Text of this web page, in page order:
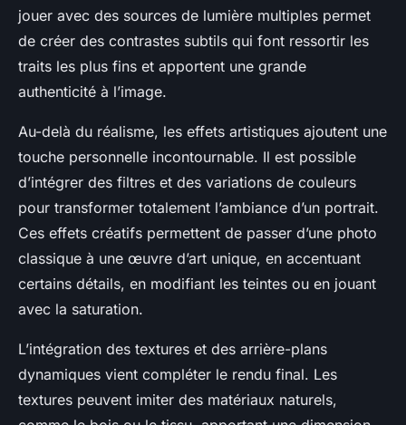
jouer avec des sources de lumière multiples permet
de créer des contrastes subtils qui font ressortir les
traits les plus fins et apportent une grande
authenticité à l’image.
Au-delà du réalisme, les effets artistiques ajoutent une
touche personnelle incontournable. Il est possible
d’intégrer des filtres et des variations de couleurs
pour transformer totalement l’ambiance d’un portrait.
Ces effets créatifs permettent de passer d’une photo
classique à une œuvre d’art unique, en accentuant
certains détails, en modifiant les teintes ou en jouant
avec la saturation.
L’intégration des textures et des arrière-plans
dynamiques vient compléter le rendu final. Les
textures peuvent imiter des matériaux naturels,